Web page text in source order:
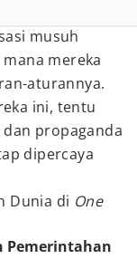
musuh
mana mereka
aturannya.
ini, tentu
propaganda
dipercaya
Dunia di One
Pemerintahan